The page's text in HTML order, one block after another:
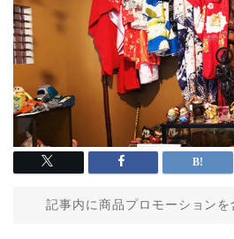
記事内に商品プロモーション